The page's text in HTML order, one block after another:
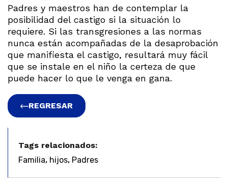
Padres y maestros han de contemplar la
posibilidad del castigo si la situación lo
requiere. Si las transgresiones a las normas
nunca están acompañadas de la desaprobación
que manifiesta el castigo, resultará muy fácil
que se instale en el niño la certeza de que
puede hacer lo que le venga en gana.
REGRESAR
Tags relacionados:
Familia, hijos, Padres